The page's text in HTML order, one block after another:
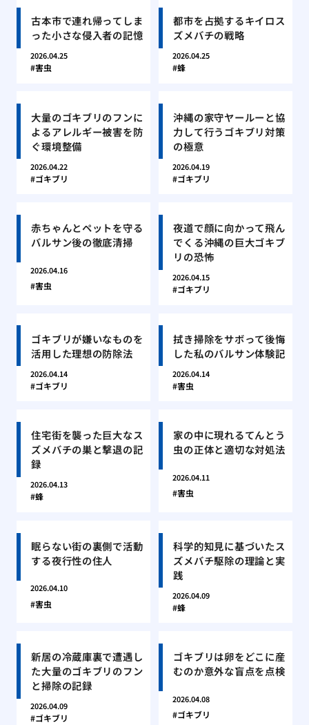
古本市で連れ帰ってしま
った小さな侵入者の記憶
2026.04.25
害虫
都市を占拠するキイロス
ズメバチの戦略
2026.04.25
蜂
大量のゴキブリのフンに
よるアレルギー被害を防
ぐ環境整備
2026.04.22
ゴキブリ
沖縄の家守ヤールーと協
力して行うゴキブリ対策
の極意
2026.04.19
ゴキブリ
赤ちゃんとペットを守る
バルサン後の徹底清掃
2026.04.16
害虫
夜道で顔に向かって飛ん
でくる沖縄の巨大ゴキブ
リの恐怖
2026.04.15
ゴキブリ
ゴキブリが嫌いなものを
活用した理想の防除法
2026.04.14
ゴキブリ
拭き掃除をサボって後悔
した私のバルサン体験記
2026.04.14
害虫
住宅街を襲った巨大なス
ズメバチの巣と撃退の記
録
2026.04.13
蜂
家の中に現れるてんとう
虫の正体と適切な対処法
2026.04.11
害虫
眠らない街の裏側で活動
する夜行性の住人
2026.04.10
害虫
科学的知見に基づいたス
ズメバチ駆除の理論と実
践
2026.04.09
蜂
新居の冷蔵庫裏で遭遇し
た大量のゴキブリのフン
と掃除の記録
2026.04.09
ゴキブリ
ゴキブリは卵をどこに産
むのか意外な盲点を点検
2026.04.08
ゴキブリ